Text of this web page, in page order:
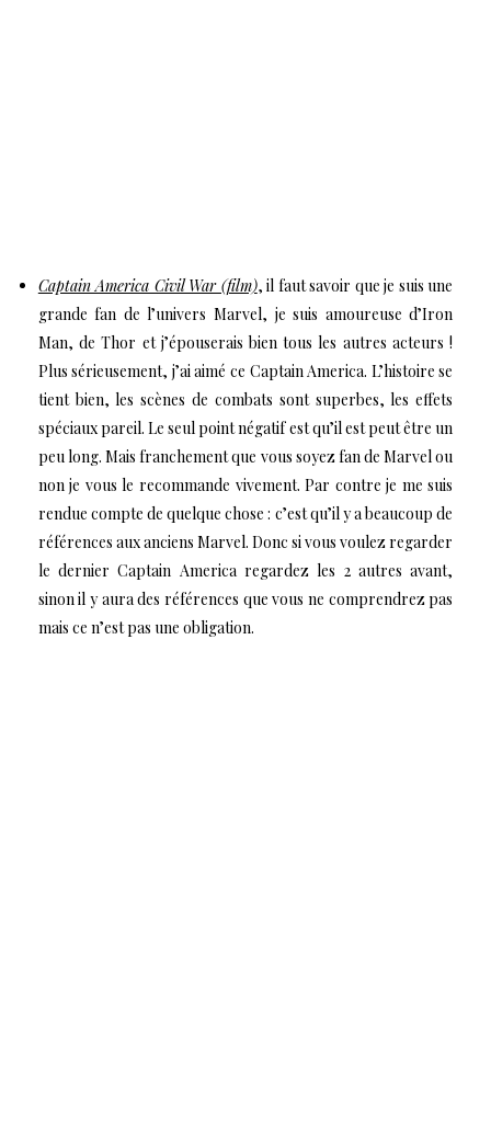
Captain America Civil War (film), il faut savoir que je suis une
grande fan de l’univers Marvel, je suis amoureuse d’Iron
Man, de Thor et j’épouserais bien tous les autres acteurs !
Plus sérieusement, j’ai aimé ce Captain America. L’histoire se
tient bien, les scènes de combats sont superbes, les effets
spéciaux pareil. Le seul point négatif est qu’il est peut être un
peu long. Mais franchement que vous soyez fan de Marvel ou
non je vous le recommande vivement. Par contre je me suis
rendue compte de quelque chose : c’est qu’il y a beaucoup de
références aux anciens Marvel. Donc si vous voulez regarder
le dernier Captain America regardez les 2 autres avant,
sinon il y aura des références que vous ne comprendrez pas
mais ce n’est pas une obligation.